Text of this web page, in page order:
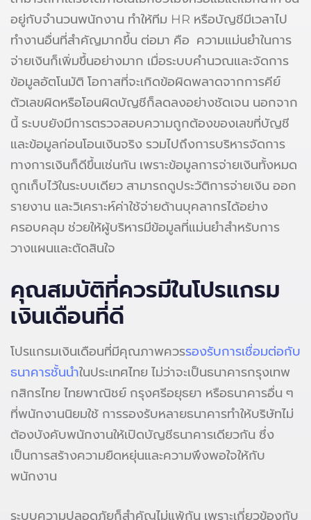
อยู่กับจำนวนพนักงาน ทำให้ทีม HR หรือบัญชีมีเวลาไป
ทำงานอื่นที่สำคัญมากขึ้น ต่อมา คือ ความแม่นยำในการ
จ่ายเงินก็เพิ่มขึ้นอย่างมาก เมื่อระบบคำนวณและจัดการ
ข้อมูลอัตโนมัติ โอกาสที่จะเกิดข้อผิดพลาดจากการคีย์
ตัวเลขผิดหรือโอนผิดบัญชีก็ลดลงอย่างชัดเจน นอกจาก
นี้ ระบบยังมีการตรวจสอบความถูกต้องของเลขที่บัญชี
และข้อมูลก่อนโอนเงินจริง รวมไปถึงการบริหารจัดการ
ทางการเงินก็ดีขึ้นเช่นกัน เพราะข้อมูลการจ่ายเงินทั้งหมด
ถูกเก็บไว้ในระบบเดียว สามารถดูประวัติการจ่ายเงิน ออก
รายงาน และวิเคราะห์ค่าใช้จ่ายด้านบุคลากรได้อย่าง
ครอบคลุม ช่วยให้ผู้บริหารมีข้อมูลที่แม่นยำสำหรับการ
วางแผนและตัดสินใจ
คุณสมบัติที่ควรมีในโปรแกรม
เงินเดือนที่ดี
โปรแกรมเงินเดือนที่มีคุณภาพควรรองรับการเชื่อมต่อกับ
ธนาคารชั้นนำในประเทศไทย ไม่ว่าจะเป็นธนาคารกรุงเทพ
กสิกรไทย ไทยพาณิชย์ กรุงศรีอยุธยา หรือธนาคารอื่น ๆ
ที่พนักงานนิยมใช้ การรองรับหลายธนาคารทำให้บริษัทไม่
ต้องบังคับพนักงานให้เปิดบัญชีธนาคารเดียวกัน ซึ่ง
เป็นการสร้างความยืดหยุ่นและความพึงพอใจให้กับ
พนักงาน
ระบบความปลอดภัยก็สำคัญไม่แพ้กัน เพราะเกี่ยวข้องกับ